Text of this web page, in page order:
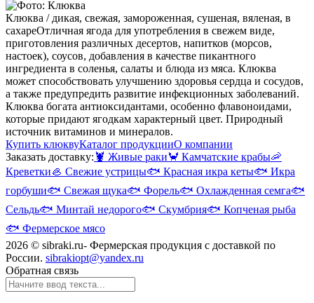
Клюква / дикая, свежая, замороженная, сушеная, вяленая, в
сахареОтличная ягода для употребления в свежем виде,
приготовления различных десертов, напитков (морсов,
настоек), соусов, добавления в качестве пикантного
ингредиента в соленья, салаты и блюда из мяса. Клюква
может способствовать улучшению здоровья сердца и сосудов,
а также предупредить развитие инфекционных заболеваний.
Клюква богата антиоксидантами, особенно флавоноидами,
которые придают ягодкам характерный цвет. Природный
источник витаминов и минералов.
Купить клюквуКаталог продукцииО компании
Заказать доставку: 🦞 Живые раки🦀 Камчатские крабы🦐
Креветки🦪 Свежие устрицы🐟 Красная икра кеты🐟 Икра
горбуши🐟 Свежая щука🐟 Форель🐟 Охлажденная семга🐟
Сельдь🐟 Минтай недорого🐟 Скумбрия🐟 Копченая рыба
🐟 Фермерское мясо
2026 © sibraki.ru- Фермерская продукция с доставкой по
России. sibrakiopt@yandex.ru
Обратная связь